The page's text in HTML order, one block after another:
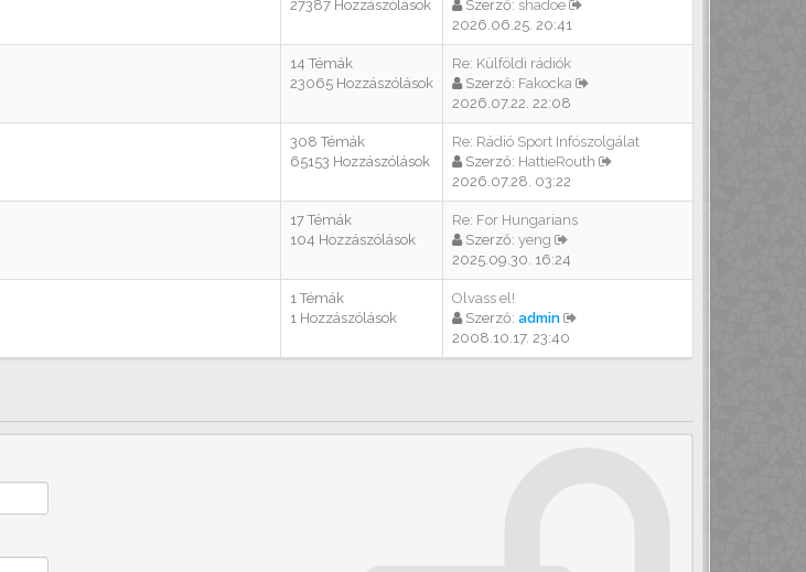
27387 Hozzászólások Szerző: shadoe
2026.06.25. 20:41
14 Témák
23065 Hozzászólások
Re: Külföldi rádiók
Szerző: Fakocka
2026.07.22. 22:08
308 Témák
65153 Hozzászólások
Re: Rádió Sport Infószolgálat
Szerző: HattieRouth
2026.07.28. 03:22
17 Témák
104 Hozzászólások
Re: For Hungarians
Szerző: yeng
2025.09.30. 16:24
1 Témák
1 Hozzászólások
Olvass el!
Szerző: admin
2008.10.17. 23:40